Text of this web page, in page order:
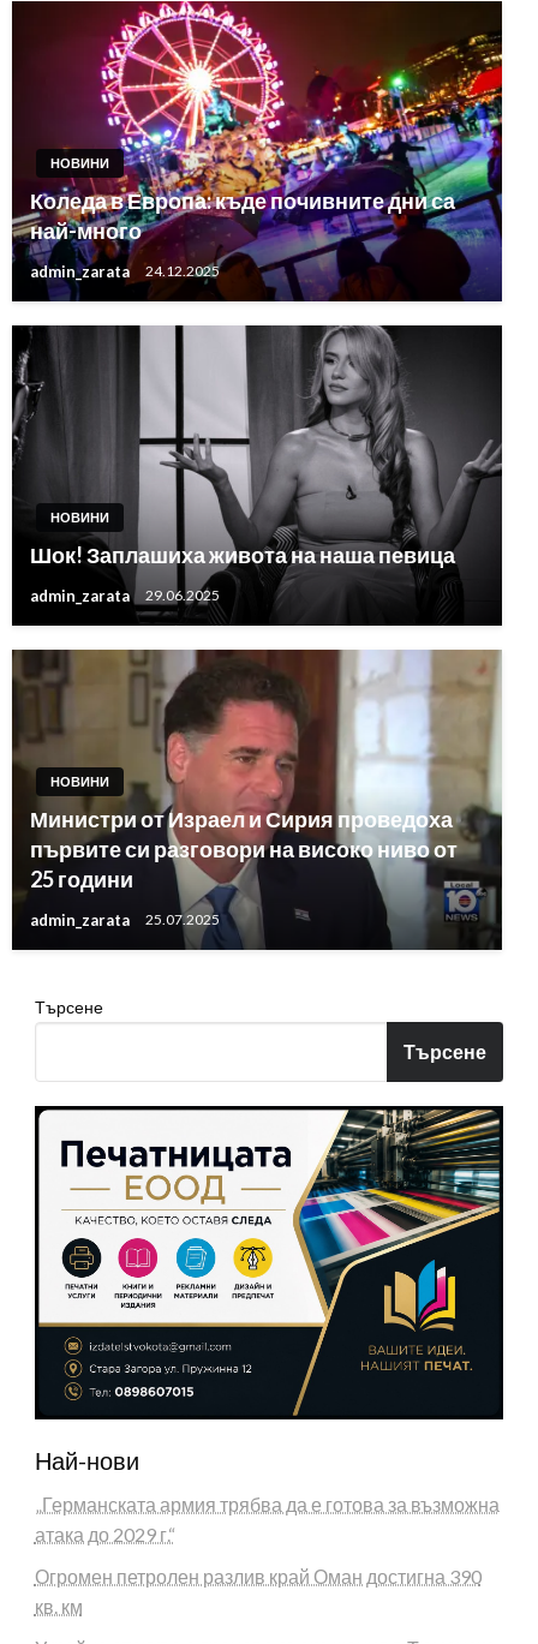
НОВИНИ
Коледа в Европа: къде почивните дни са
най-много
admin_zarata 24.12.2025
НОВИНИ
Шок! Заплашиха живота на наша певица
admin_zarata 29.06.2025
НОВИНИ
Министри от Израел и Сирия проведоха
първите си разговори на високо ниво от
25 години
admin_zarata 25.07.2025
Търсене
Търсене
Най-нови
„Германската армия трябва да е готова за възможна
атака до 2029 г.“
Огромен петролен разлив край Оман достигна 390
кв. км